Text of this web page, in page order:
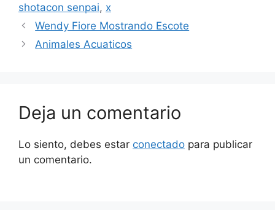
shotacon senpai, x
Wendy Fiore Mostrando Escote
Animales Acuaticos
Deja un comentario
Lo siento, debes estar conectado para publicar
un comentario.